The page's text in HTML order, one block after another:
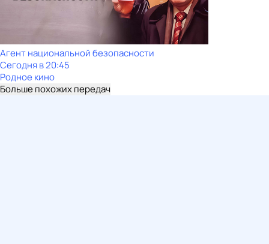
Агент национальной безопасности
Сегодня в 20:45
Родное кино
Больше похожих передач